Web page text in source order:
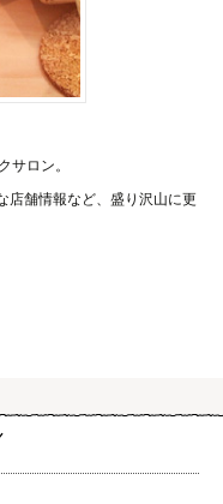
サロン。
店舗情報など、盛り沢山に更